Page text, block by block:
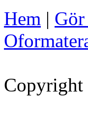
Hem |
Copyright